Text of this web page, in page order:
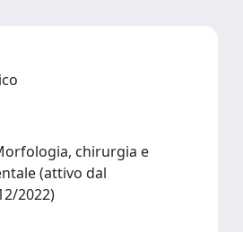
chirurgia e
(attivo dal
2022)